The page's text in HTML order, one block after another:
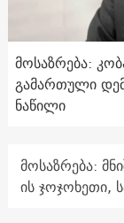
მოსაზრება:
გამართული
ნაწილი
მოსაზრება:
ის ჯოჯოხეთი,